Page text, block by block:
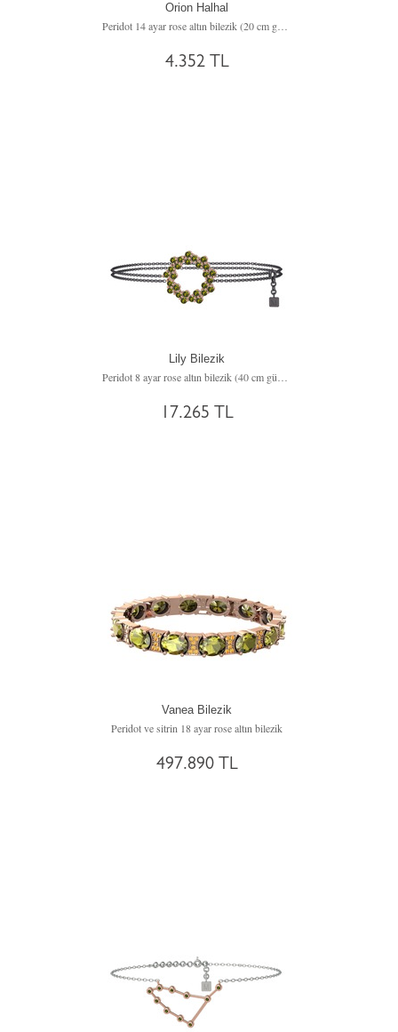
Orion Halhal
Peridot 14 ayar rose altın bilezik (20 cm gümüş rolo zincir)
4.352 TL
Lily Bilezik
17.265 TL
Vanea Bilezik
Peridot ve sitrin 18 ayar rose altın bilezik
497.890 TL